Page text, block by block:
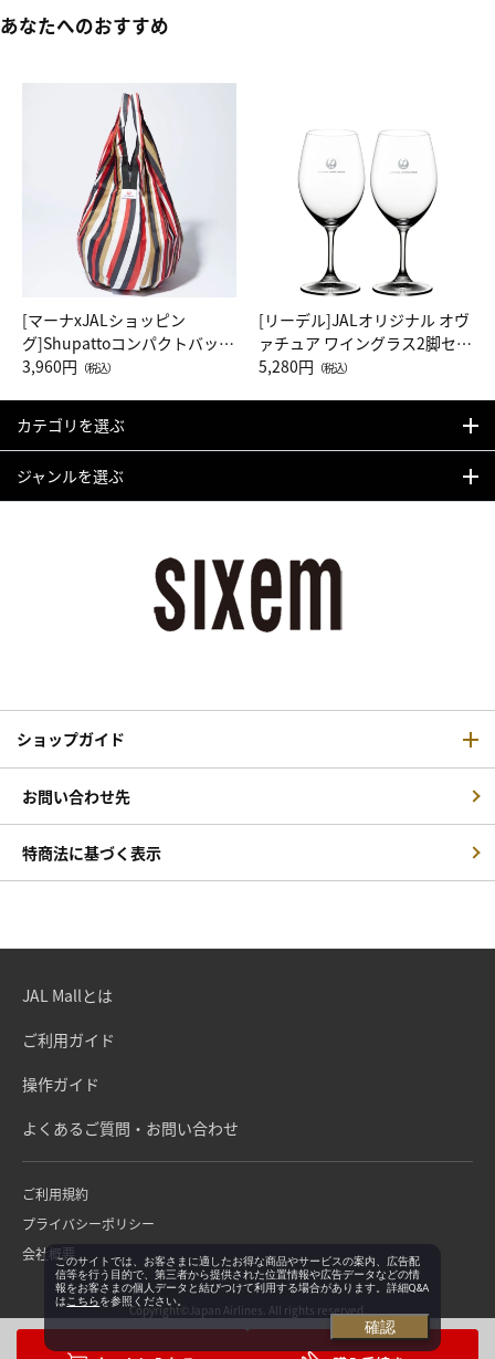
あなたへのおすすめ
[マーナxJALショッピン
グ]Shupattoコンパクトバッグ
Drop JAL客室乗務員（LC）ス
3,960円 （税込）
[リーデル]JALオリジナル オヴ
ァチュア ワイングラス2脚セッ
ト（レッドワイン）
5,280円 （税込）
カテゴリを選ぶ
ジャンルを選ぶ
ショップガイド
お問い合わせ先
特商法に基づく表示
JAL Mallとは
ご利用ガイド
操作ガイド
よくあるご質問・お問い合わせ
ご利用規約
プライバシーポリシー
会社概要
Copyright©Japan Airlines. All rights reserved.
このサイトでは、お客さまに適したお得な商品やサービスの案内、広告配
信等を行う目的で、第三者から提供された位置情報や広告データなどの情
報をお客さまの個人データと結びつけて利用する場合があります。詳細Q&A
は こちらを参照ください。
確認